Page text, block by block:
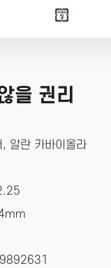
을 권리
, 알란 카바이올라